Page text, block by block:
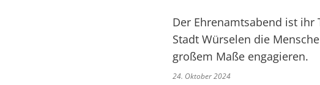
Der Ehrenamtsabend ist ihr
Stadt Würselen die
großem Maße engagieren.
24. Oktober 2024